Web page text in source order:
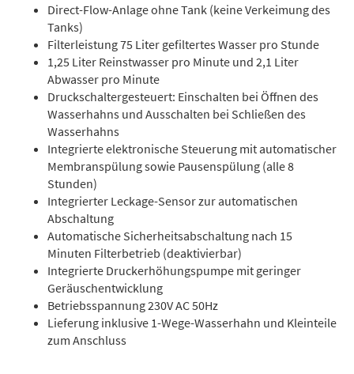
Direct-Flow-Anlage ohne Tank (keine Verkeimung des
Tanks)
Filterleistung 75 Liter gefiltertes Wasser pro Stunde
1,25 Liter Reinstwasser pro Minute und 2,1 Liter
Abwasser pro Minute
Druckschaltergesteuert: Einschalten bei Öffnen des
Wasserhahns und Ausschalten bei Schließen des
Wasserhahns
Integrierte elektronische Steuerung mit automatischer
Membranspülung sowie Pausenspülung (alle 8
Stunden)
Integrierter Leckage-Sensor zur automatischen
Abschaltung
Automatische Sicherheitsabschaltung nach 15
Minuten Filterbetrieb (deaktivierbar)
Integrierte Druckerhöhungspumpe mit geringer
Geräuschentwicklung
Betriebsspannung 230V AC 50Hz
Lieferung inklusive 1-Wege-Wasserhahn und Kleinteile
zum Anschluss